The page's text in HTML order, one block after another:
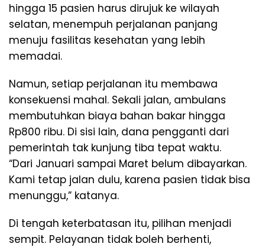
hingga 15 pasien harus dirujuk ke wilayah
selatan, menempuh perjalanan panjang
menuju fasilitas kesehatan yang lebih
memadai.
Namun, setiap perjalanan itu membawa
konsekuensi mahal. Sekali jalan, ambulans
membutuhkan biaya bahan bakar hingga
Rp800 ribu. Di sisi lain, dana pengganti dari
pemerintah tak kunjung tiba tepat waktu.
“Dari Januari sampai Maret belum dibayarkan.
Kami tetap jalan dulu, karena pasien tidak bisa
menunggu,” katanya.
Di tengah keterbatasan itu, pilihan menjadi
sempit. Pelayanan tidak boleh berhenti,